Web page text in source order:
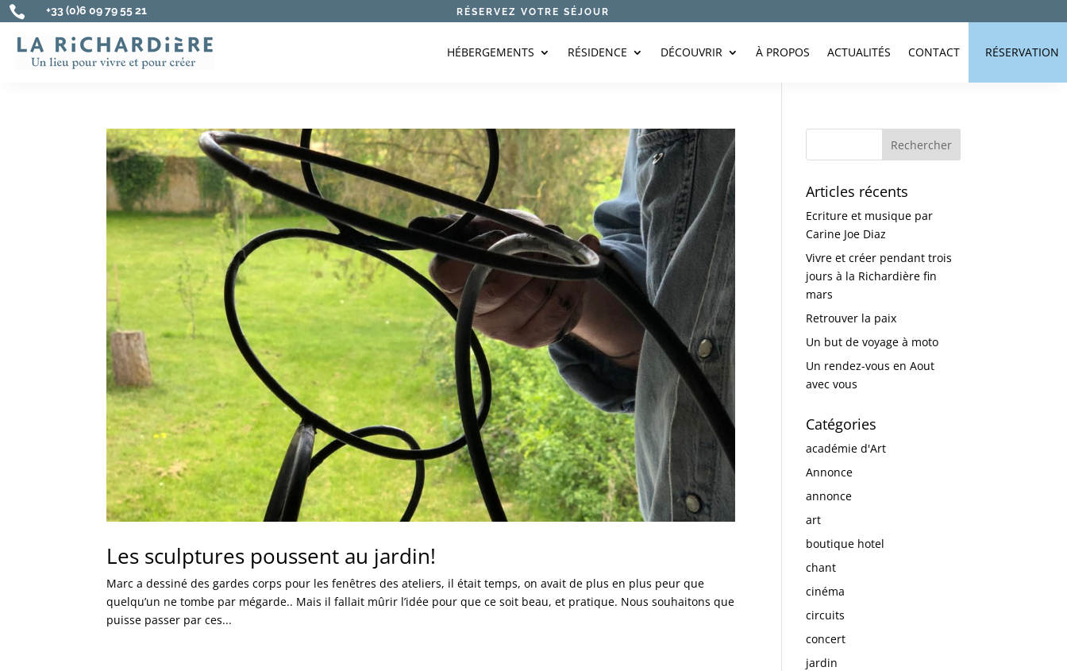
 +33 (0)6 09 79 55 21 RÉSERVEZ VOTRE SÉJOUR
HÉBERGEMENTS RÉSIDENCE DÉCOUVRIR À PROPOS ACTUALITÉS CONTACT RÉSERVATION
Les sculptures poussent au jardin!
Marc a dessiné des gardes corps pour les fenêtres des ateliers, il était temps, on avait de plus en plus peur que
quelqu’un ne tombe par mégarde.. Mais il fallait mûrir l’idée pour que ce soit beau, et pratique. Nous souhaitons que
puisse passer par ces...
Articles récents
Ecriture et musique par
Carine Joe Diaz
Vivre et créer pendant trois
jours à la Richardière fin
mars
Retrouver la paix
Un but de voyage à moto
Un rendez-vous en Aout
avec vous
Catégories
académie d'Art
Annonce
annonce
art
boutique hotel
chant
cinéma
circuits
concert
jardin